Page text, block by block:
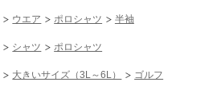
ウエア ポロシャツ 半袖
シャツ ポロシャツ
大きいサイズ（3L～6L） ゴルフ